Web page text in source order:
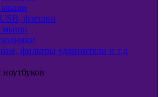
мыши
флешки
мыши
фильтры удлинители и т.д